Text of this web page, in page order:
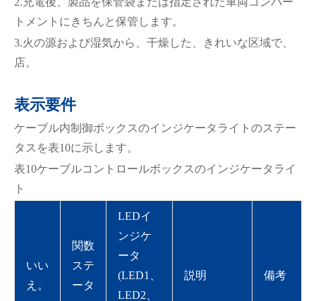
トメントにきちんと保管します。
3.火の源および湿気から、干燥した、きれいな区域で、
店。
表示要件
ケーブル内制御ボックスのインジケータライトのステー
タスを表10に示します。
表10ケーブルコントロールボックスのインジケータライ
ト
いい
え。
関数
ステ
ータ
LEDイ
ンジケ
ータ
(LED1、
LED2、
説明 備考